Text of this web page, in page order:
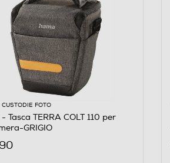
CUSTODIE FOTO
Tasca TERRA COLT 110 per
GRIGIO